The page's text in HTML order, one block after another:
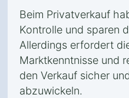
Beim Privatverkauf
Kontrolle und sparen
Allerdings erfordert
Marktkenntnisse und
den Verkauf sicher
abzuwickeln.